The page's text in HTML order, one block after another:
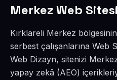
Merkez Web
Kırklareli Merkez
serbest çalışanlarına Web
Web Dizayn, sitenizi
yapay zekâ (AEO)